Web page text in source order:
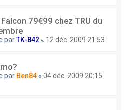
79€99 chez TRU du
parTK-842 « 12 déc. 2009 21:53
par Ben84 « 04 déc. 2009 20:15